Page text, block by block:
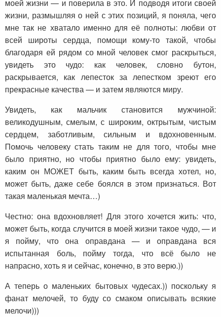
моей жизни — и поверила в это. И подводя итоги своей
жизни, размышляя о ней с этих позиций, я поняла, чего
мне так не хватало именно для её полноты: любви от
всей широты сердца, помощи кому-то такой, чтобы
благодаря ей рядом со мной человек смог раскрыться,
увидеть это чудо: как человек, словно бутон,
раскрывается, как лепесток за лепестком зреют его
прекрасные качества — и затем являются миру.
Увидеть, как мальчик становится мужчиной:
великодушным, смелым, с широким, октрытым, чистым
сердцем, заботливым, сильным и вдохновенным.
Помочь человеку стать таким не для того, чтобы мне
было приятно, но чтобы приятно было ему: увидеть,
каким он МОЖЕТ быть, каким быть всегда хотел, но,
может быть, даже себе боялся в этом признаться. Вот
такая маленькая мечта…)
Честно: она вдохновляет! Для этого хочется жить: что,
может быть, когда случится в моей жизни такое чудо, — и
я пойму, что она оправдана — и оправдана вся
испытанная боль, пойму тогда, что всё было не
напрасно, хоть я и сейчас, конечно, в это верю.))
А теперь о маленьких бытовых чудесах.)) поскольку я
фанат мелочей, то буду со смаком описывать всякие
мелочи)))